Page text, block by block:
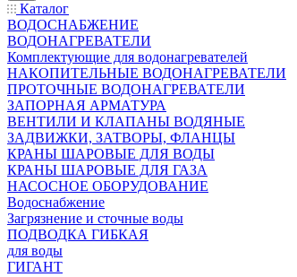
Каталог
ВОДОСНАБЖЕНИЕ
ВОДОНАГРЕВАТЕЛИ
Комплектующие для водонагревателей
НАКОПИТЕЛЬНЫЕ ВОДОНАГРЕВАТЕЛИ
ПРОТОЧНЫЕ ВОДОНАГРЕВАТЕЛИ
ЗАПОРНАЯ АРМАТУРА
ВЕНТИЛИ И КЛАПАНЫ ВОДЯНЫЕ
ЗАДВИЖКИ, ЗАТВОРЫ, ФЛАНЦЫ
КРАНЫ ШАРОВЫЕ ДЛЯ ВОДЫ
КРАНЫ ШАРОВЫЕ ДЛЯ ГАЗА
НАСОСНОЕ ОБОРУДОВАНИЕ
Водоснабжение
Загрязнение и сточные воды
ПОДВОДКА ГИБКАЯ
для воды
ГИГАНТ